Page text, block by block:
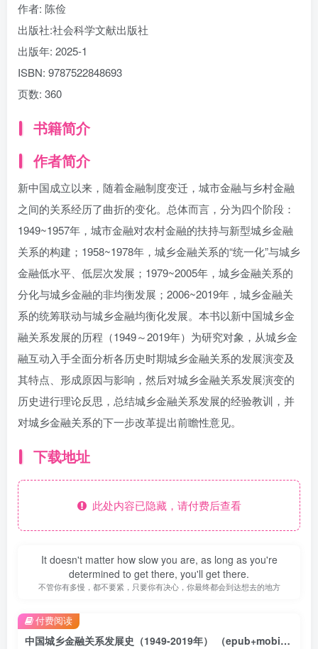
作者: 陈俭
出版社:社会科学文献出版社
出版年: 2025-1
ISBN: 9787522848693
页数: 360
书籍简介
作者简介
新中国成立以来，随着金融制度变迁，城市金融与乡村金融
之间的关系经历了曲折的变化。总体而言，分为四个阶段：
1949~1957年，城市金融对农村金融的扶持与新型城乡金融
关系的构建；1958~1978年，城乡金融关系的“统一化”与城乡
金融低水平、低层次发展；1979~2005年，城乡金融关系的
分化与城乡金融的非均衡发展；2006~2019年，城乡金融关
系的统筹联动与城乡金融均衡化发展。本书以新中国城乡金
融关系发展的历程（1949～2019年）为研究对象，从城乡金
融互动入手全面分析各历史时期城乡金融关系的发展演变及
其特点、形成原因与影响，然后对城乡金融关系发展演变的
历史进行理论反思，总结城乡金融关系发展的经验教训，并
对城乡金融关系的下一步改革提出前瞻性意见。
下载地址
此处内容已隐藏，请付费后查看
It doesn't matter how slow you are, as long as you're
determined to get there, you'll get there.
不管你有多慢，都不要紧，只要你有决心，你最终都会到达想去的地方
中国城乡金融关系发展史（1949-2019年） （epub+mobi+azw3+pdf）
付费阅读